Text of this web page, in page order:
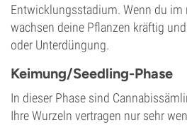
Entwicklungsstadium. Wenn du
wachsen deine Pflanzen kräftig
oder Unterdüngung.
Keimung/Seedling-Phase
In dieser Phase sind
Ihre Wurzeln vertragen nur sehr